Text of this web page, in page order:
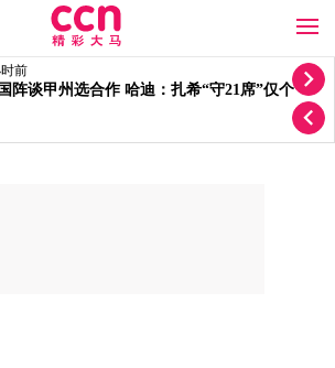
前
体重量级要求！洪伟翔反问“你为何还不签